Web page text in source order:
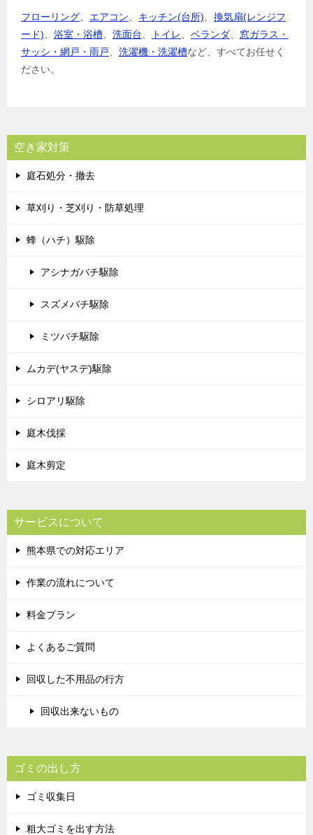
フローリング エアコン キッチン(台所)
換気扇(レンジフ
ード)
浴室・浴槽 洗面台 トイレ ベランダ
窓ガラス・
サッシ・網戸・雨戸
洗濯機・洗濯槽など、すべてお任せく
ださい。
空き家対策
庭石処分・撤去
草刈り・芝刈り・防草処理
蜂（ハチ）駆除
アシナガバチ駆除
スズメバチ駆除
ミツバチ駆除
ムカデ(ヤスデ)駆除
シロアリ駆除
庭木伐採
庭木剪定
サービスについて
熊本県での対応エリア
作業の流れについて
料金プラン
よくあるご質問
回収した不用品の行方
回収出来ないもの
ゴミの出し方
ゴミ収集日
粗大ゴミを出す方法